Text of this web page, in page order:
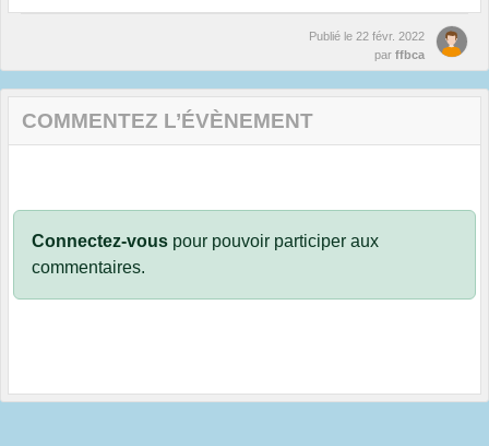
Publié le 22 févr. 2022
par ffbca
COMMENTEZ L’ÉVÈNEMENT
Connectez-vous pour pouvoir participer aux
commentaires.